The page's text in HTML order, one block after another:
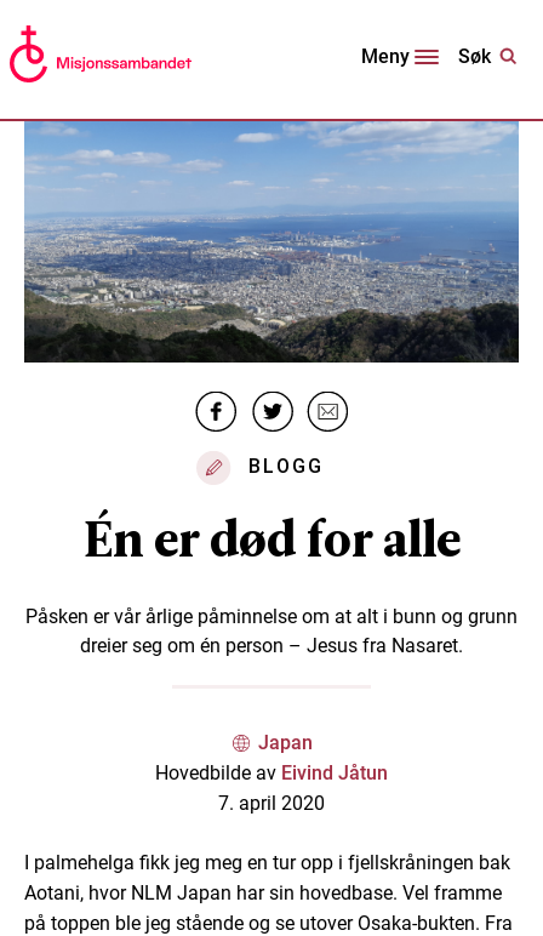
Meny Søk
BLOGG
Én er død for alle
Påsken er vår årlige påminnelse om at alt i bunn og grunn
dreier seg om én person – Jesus fra Nasaret.
Japan
Hovedbilde av Eivind Jåtun
7. april 2020
I palmehelga fikk jeg meg en tur opp i fjellskråningen bak
Aotani, hvor NLM Japan har sin hovedbase. Vel framme
på toppen ble jeg stående og se utover Osaka-bukten. Fra